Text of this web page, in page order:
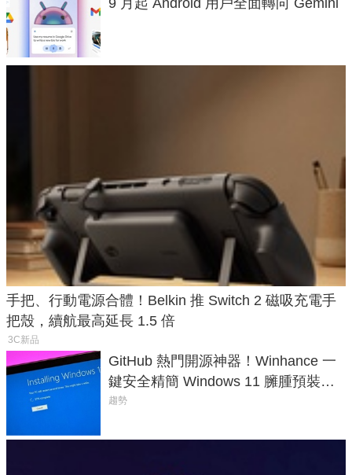
9 月起 Android 用戶全面轉向 Gemini
手把、行動電源合體！Belkin 推 Switch 2 磁吸充電手
把殼，續航最高延長 1.5 倍
3C新品
GitHub 熱門開源神器！Winhance 一
鍵安全精簡 Windows 11 臃腫預裝軟
體與後台追蹤
趨勢